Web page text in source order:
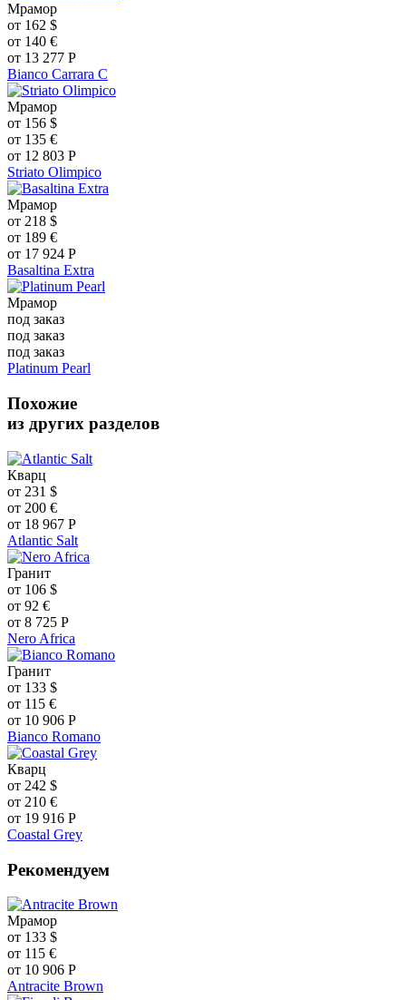
Мрамор
от 162 $
от 140 €
от 13 277 Р
Bianco Carrara C
Мрамор
от 156 $
от 135 €
от 12 803 Р
Striato Olimpico
Мрамор
от 218 $
от 189 €
от 17 924 Р
Basaltina Extra
Мрамор
под заказ
под заказ
под заказ
Platinum Pearl
Похожие
из других разделов
Кварц
от 231 $
от 200 €
от 18 967 Р
Atlantic Salt
Гранит
от 106 $
от 92 €
от 8 725 Р
Nero Africa
Гранит
от 133 $
от 115 €
от 10 906 Р
Bianco Romano
Кварц
от 242 $
от 210 €
от 19 916 Р
Coastal Grey
Рекомендуем
Мрамор
от 133 $
от 115 €
от 10 906 Р
Antracite Brown